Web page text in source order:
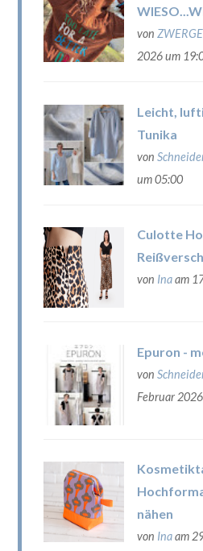
von
2026 um
Leicht,
Tunika
von
um 05:00
Culotte
von Inaam
Epuron -
von
Februar
nähen
von Inaam